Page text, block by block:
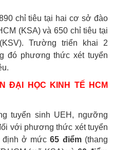
chỉ tiêu tại hai cơ sở đào
(KSA) và 650 chỉ tiêu tại
Trường triển khai 2
đó phương thức xét tuyển
ĐẠI HỌC KINH TẾ HCM
tuyển sinh UEH, ngưỡng
với phương thức xét tuyển
định ở mức65 điểm(thang